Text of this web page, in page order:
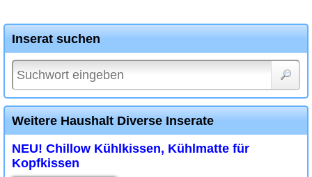
Inserat suchen
Weitere Haushalt Diverse Inserate
NEU! Chillow Kühlkissen, Kühlmatte für
Kopfkissen